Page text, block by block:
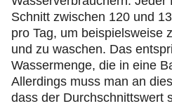
Schnitt zwischen 120 und
pro Tag, um beispielsweise
und zu waschen. Das
Wassermenge, die in eine
Allerdings muss man an
dass der Durchschnittswert